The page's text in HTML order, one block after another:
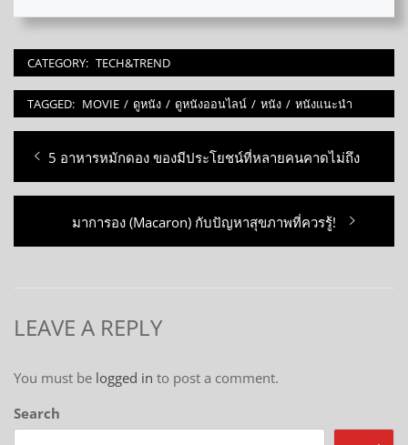
CATEGORY: TECH&TREND
TAGGED: MOVIE / ดูหนัง / ดูหนังออนไลน์ / หนัง / หนังแนะนำ
Post
navigation
Previous
post:
5 อาหารหมักดอง ของมีประโยชน์ที่หลายคนคาดไม่ถึง
Next
post:
มาการอง (Macaron) กับปัญหาสุขภาพที่ควรรู้!
LEAVE A REPLY
You must be logged in to post a comment.
Search